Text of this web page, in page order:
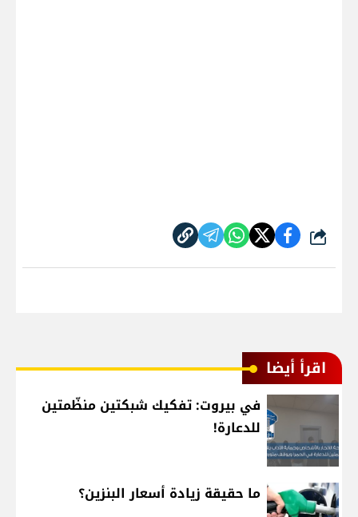
شارك
اقرأ أيضا
في بيروت: تفكيك شبكتين منظّمتين
للدعارة!
ما حقيقة زيادة أسعار البنزين؟